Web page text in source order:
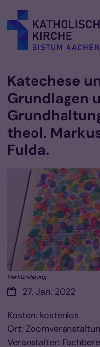
Katechese
Grundlagen
theol.
Fulda.
Verkündigung
Datum:27. Jan. 2022
Kosten: kostenlos
Ort:
Veranstalter: